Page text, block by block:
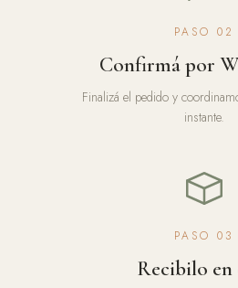
PASO 02
Confirmá por
Finalizá el pedido y
instante.
PASO 03
Recibilo en